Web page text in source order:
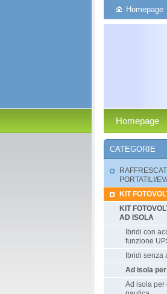
Homepage
Homepage
CATEGORIE
PORTATILI/
KIT
KIT
AD ISOLA
Ibridi con
funzione
Ibridi senza
Ad isola
Ad isola per